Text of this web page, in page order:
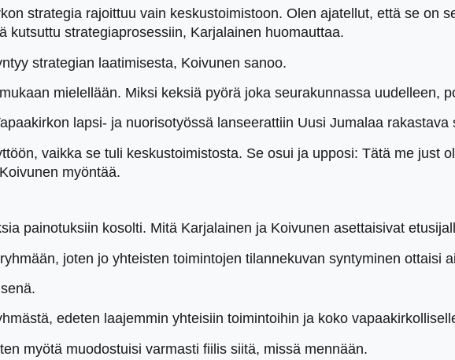
strategia rajoittuu vain keskustoimistoon. Olen ajatellut, että se on
kutsuttu strategiaprosessiin, Karjalainen huomauttaa.
strategian laatimisesta, Koivunen sanoo.
mielellään. Miksi keksiä pyörä joka seurakunnassa uudelleen,
lapsi- ja nuorisotyössä lanseerattiin Uusi Jumalaa rakastava
vaikka se tuli keskustoimistosta. Se osui ja upposi: Tätä me just
myöntää.
painotuksiin kosolti. Mitä Karjalainen ja Koivunen asettaisivat
joten jo yhteisten toimintojen tilannekuvan syntyminen ottaisi
edeten laajemmin yhteisiin toimintoihin ja koko
myötä muodostuisi varmasti fiilis siitä, missä mennään.